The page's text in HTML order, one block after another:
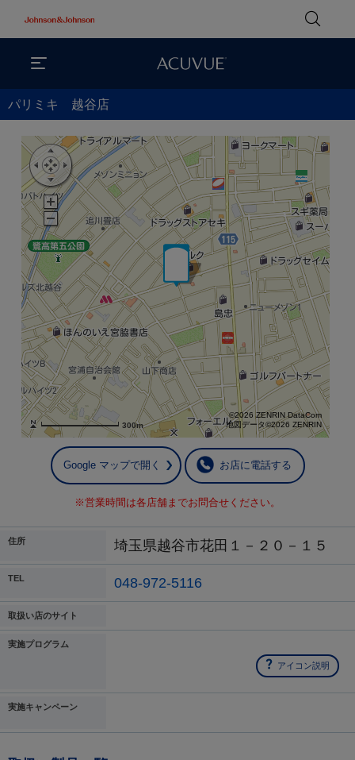
パリミキ 越谷店
300m
©2026 ZENRIN DataCom
地図データ©2026 ZENRIN
Google マップで開く お店に電話する
※営業時間は各店舗までお問合せください。
住所 埼玉県越谷市花田１－２０－１５
TEL 048-972-5116
取扱い店のサイト
実施プログラム
アイコン説明
実施キャンペーン